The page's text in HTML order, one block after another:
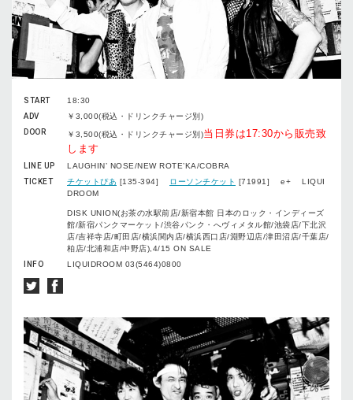
START
18:30
ADV
￥3,000(税込・ドリンクチャージ別)
DOOR
￥3,500(税込・ドリンクチャージ別)当日券は17:30から販売致
します
LINE UP
LAUGHIN’ NOSE/NEW ROTE’KA/COBRA
TICKET
チケットぴあ [135-394] ローソンチケット [71991] e+ LIQUI
DROOM
DISK UNION(お茶の水駅前店/新宿本館 日本のロック・インディーズ
館/新宿パンクマーケット/渋谷パンク・へヴィメタル館/池袋店/下北沢
店/吉祥寺店/町田店/横浜関内店/横浜西口店/淵野辺店/津田沼店/千葉店/
柏店/北浦和店/中野店),4/15 ON SALE
INFO
LIQUIDROOM 03(5464)0800